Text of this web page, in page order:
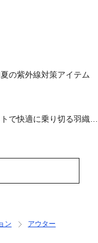
の紫外線対策アイテム
で快適に乗り切る羽織り
ン
アウター